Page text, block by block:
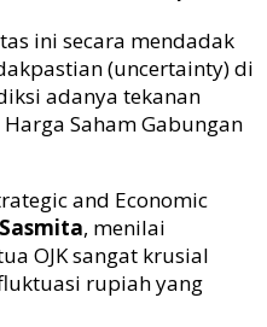
ini secara mendadak
(uncertainty) di
adanya tekanan
Saham Gabungan
and Economic
, menilai
OJK sangat krusial
rupiah yang